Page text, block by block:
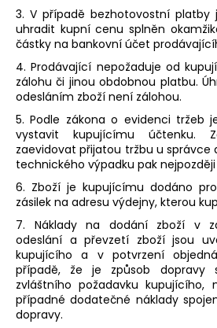
3. V případě bezhotovostní platby
uhradit kupní cenu splněn
částky na bankovní účet
4. Prodávající nepožaduje od
zálohu či jinou obdobnou platbu.
odesláním zboží není zálohou.
5. Podle zákona o evidenci tržeb
vystavit kupujícímu účtenku.
zaevidovat přijatou tržbu u správce
technického výpadku pak
6. Zboží je kupujícímu dodáno
zásilek na adresu výdejny, kterou
7. Náklady na dodání zboží v
odeslání a převzetí zboží jsou
kupujícího a v potvrzení
případě, že je způsob dopravy
zvláštního požadavku kupujícího,
případné dodatečné náklady
dopravy.